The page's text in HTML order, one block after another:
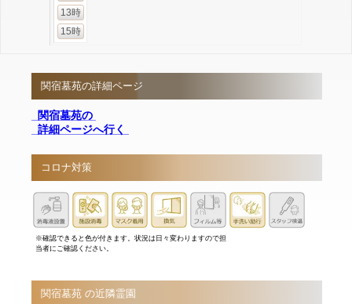
13時
15時
関宿墓苑の詳細ページ
関宿墓苑の
詳細ページへ行く
コロナ対策
※確認できると色が付きます。状況は日々変わりますので担
当者にご確認ください。
関宿墓苑 の近隣霊園